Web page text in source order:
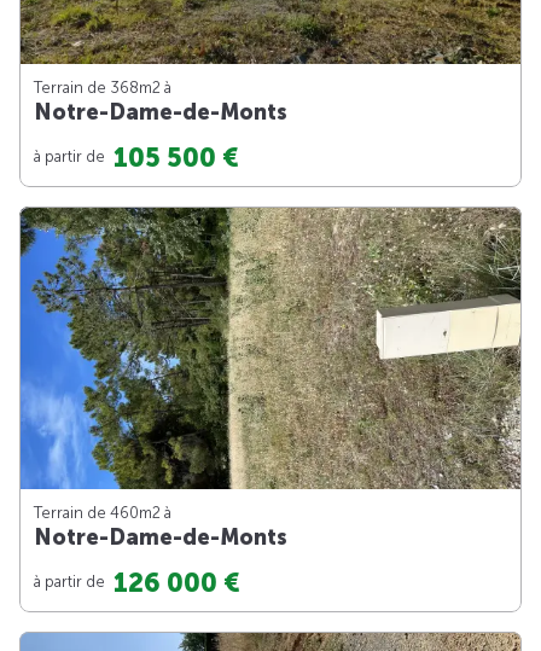
Terrain de 368m2 à
Notre-Dame-de-Monts
à partir de 105 500 €
Terrain de 460m2 à
Notre-Dame-de-Monts
à partir de 126 000 €